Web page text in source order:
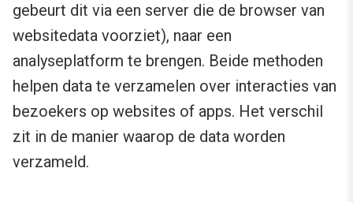
gebeurt dit via een server die de browser van
websitedata voorziet), naar een
analyseplatform te brengen. Beide methoden
helpen data te verzamelen over interacties van
bezoekers op websites of apps. Het verschil
zit in de manier waarop de data worden
verzameld.